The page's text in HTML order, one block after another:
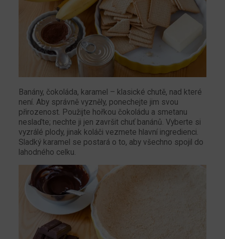
Banány, čokoláda, karamel – klasické chutě, nad které
není. Aby správně vyzněly, ponechejte jim svou
přirozenost. Použijte hořkou čokoládu a smetanu
neslaďte; nechte ji jen završit chuť banánů. Vyberte si
vyzrálé plody, jinak koláči vezmete hlavní ingredienci.
Sladký karamel se postará o to, aby všechno spojil do
lahodného celku.